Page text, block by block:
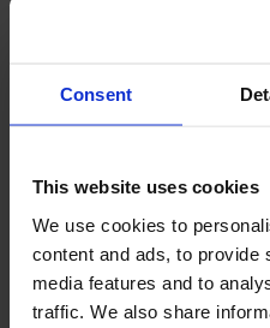
Consent
This website uses cookies
We use cookies to
content and ads, to provide
media features and to
traffic. We also share
FOTOKSIĄŻKA